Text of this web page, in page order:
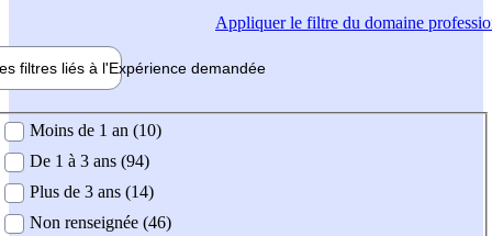
Appliquerle filtre du domaine
filtres liés à l'Expérience demandée
demandée
Moins de 1 an (10)
De 1 à 3 ans (94)
Plus de 3 ans (14)
Non renseignée (46)